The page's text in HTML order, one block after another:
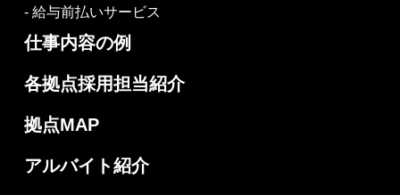
- 給与前払いサービス
仕事内容の例
各拠点採用担当紹介
拠点MAP
アルバイト紹介